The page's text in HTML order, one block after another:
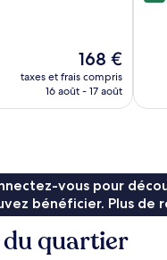
Le
nouveau
prix
168 €
taxes et frais compris
16 août - 17 août
vous pour
bénéficier. Plus de
quartier